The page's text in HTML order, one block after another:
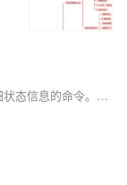
`stat` 是 Linux 系统中用于查看文件或文件系统详细状态信息的命令。相比 `ls -l`，它提供更全面的信息，包括文件大小、权限、所有者、时间戳（最后访问、修改、状态变更时间）、inode 号、设备信息等。其常用选项包括 `-f` 查看文件系统状态、`-t` 以简洁格式输出、`-L` 跟踪符号链接，以及 `-c` 或 `--format` 自定义输出格式。通过这些选项，用户可以灵活获取所需信息，适用于系统调试、权限检查、磁盘管理等场景。